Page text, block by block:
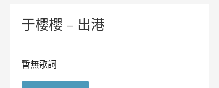
于櫻櫻 – 出港
暫無歌詞